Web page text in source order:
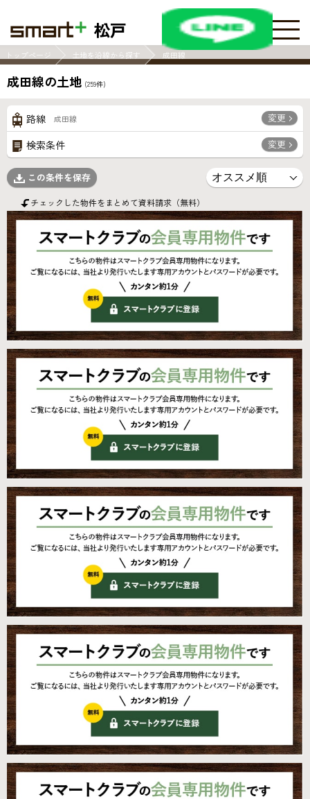
松戸
トップページ 土地を沿線から探す 成田線
成田線の土地 (259件)
路線 成田線 変更
検索条件 変更
この条件を保存
チェックした物件をまとめて資料請求（無料）